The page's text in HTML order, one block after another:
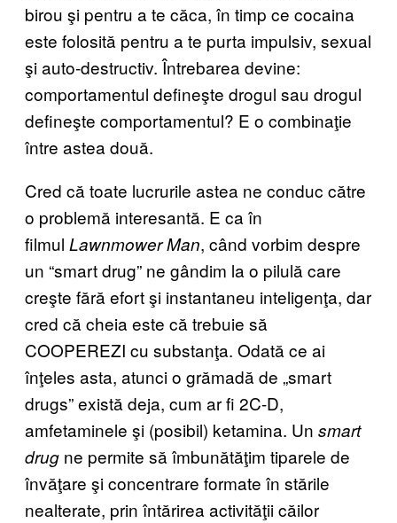
birou şi pentru a te căca, în timp ce cocaina
este folosită pentru a te purta impulsiv, sexual
şi auto-destructiv. Întrebarea devine:
comportamentul defineşte drogul sau drogul
defineşte comportamentul? E o combinaţie
între astea două.
Cred că toate lucrurile astea ne conduc către
o problemă interesantă. E ca în
filmul Lawnmower Man, când vorbim despre
un “smart drug” ne gândim la o pilulă care
creşte fără efort şi instantaneu inteligenţa, dar
cred că cheia este că trebuie să
COOPEREZI cu substanţa. Odată ce ai
înţeles asta, atunci o grămadă de „smart
drugs” există deja, cum ar fi 2C-D,
amfetaminele şi (posibil) ketamina. Un smart
drug ne permite să îmbunătăţim tiparele de
învăţare şi concentrare formate în stările
nealterate, prin întărirea activităţii căilor